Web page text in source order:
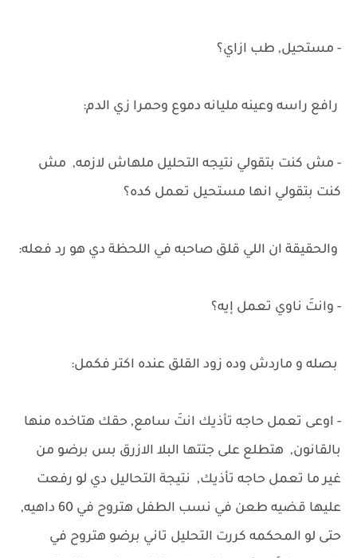
- مستحيل, طب ازاي؟
رافع راسه وعينه مليانه دموع وحمرا زي الدم:
- مش كنت بتقولي نتيجه التحليل ملهاش لازمه, مش
كنت بتقولي انها مستحيل تعمل كده؟
والحقيقة ان اللي قلق صاحبه في اللحظة دي هو رد فعله:
- وانتَ ناوي تعمل إيه؟
بصله و ماردش وده زود القلق عنده اكتر فكمل:
- اوعى تعمل حاجه تأذيك انتَ سامع, حقك هتاخده منها
بالقانون, هتطلع على جتتها البلا الازرق بس برضو من
غير ما تعمل حاجه تأذيك, نتيجة التحاليل دي لو رفعت
عليها قضيه طعن في نسب الطفل هتروح في 60 داهيه,
حتى لو المحكمه كررت التحليل تاني برضو هتروح في